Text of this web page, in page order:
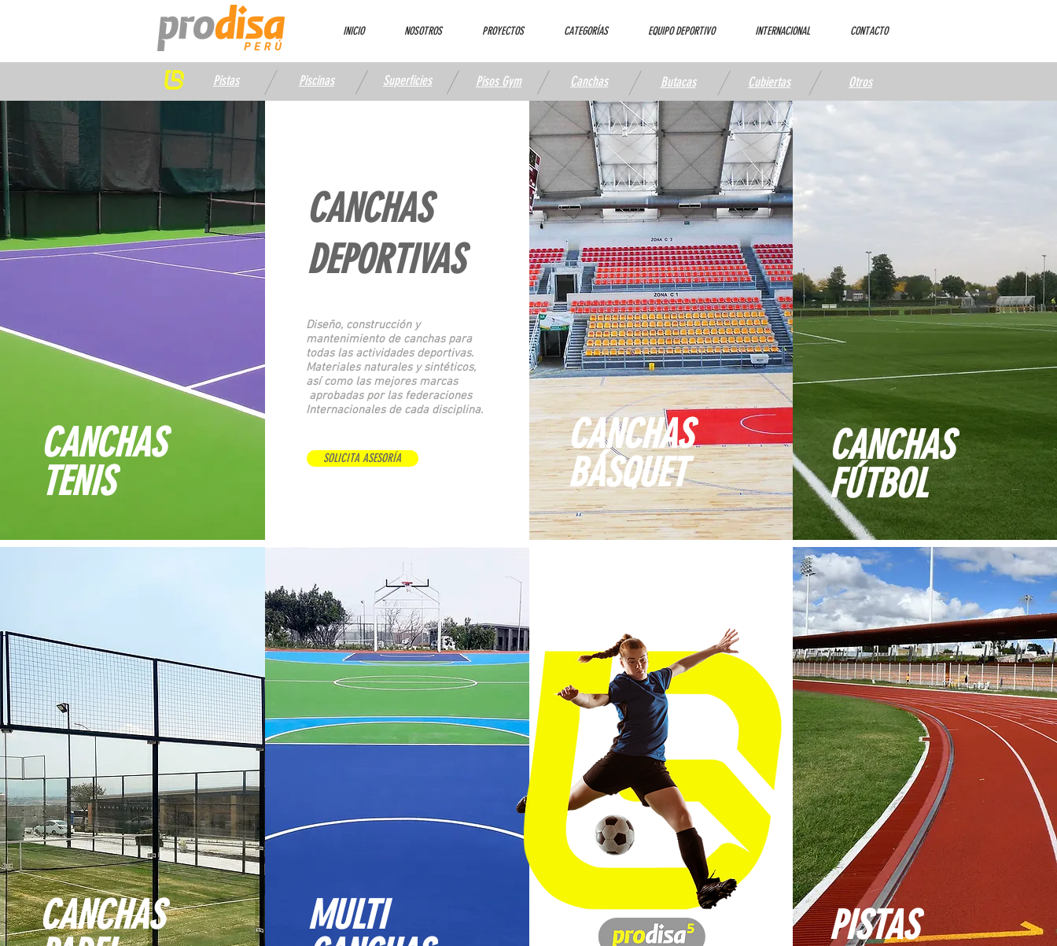
INICIO NOSOTROS PROYECTOS CATEGORÍAS EQUIPO DEPORTIVO INTERNACIONAL CONTACTO
Pistas Piscinas Superficies Pisos Gym Canchas Butacas Cubiertas Otros
CANCHAS
TENIS
CANCHAS
DEPORTIVAS
Diseño, construcción y
mantenimiento de canchas para
todas las actividades deportivas.
Materiales naturales y sintéticos,
así como las mejores marcas
aprobadas por las federaciones
Internacionales de cada disciplina.
SOLICITA ASESORÍA
CANCHAS
​BÁSQUET
CANCHAS
​FÚTBOL
CANCHAS
MULTI
PISTAS